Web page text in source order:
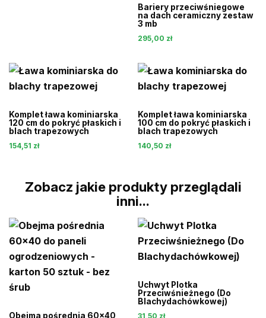
Bariery przeciwśniegowe
na dach ceramiczny zestaw
3 mb
295,00 zł
Komplet ława kominiarska
120 cm do pokryć płaskich i
blach trapezowych
154,51 zł
Komplet ława kominiarska
100 cm do pokryć płaskich i
blach trapezowych
140,50 zł
Zobacz jakie produkty przeglądali
inni...
Obejma pośrednia 60×40
Uchwyt Plotka
Przeciwśnieżnego (Do
Blachydachówkowej)
31,50 zł